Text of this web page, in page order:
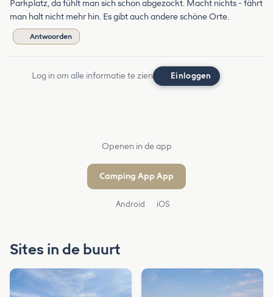
Parkplatz, da fühlt man sich schon abgezockt. Macht nichts - fährt
man halt nicht mehr hin. Es gibt auch andere schöne Orte.
Antwoorden
Log in om alle informatie te zien Einloggen
Openen in de app
Camping App App
Android iOS
Sites in de buurt